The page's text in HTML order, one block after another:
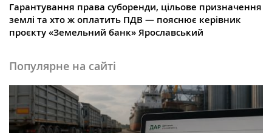
Гарантування права суборенди, цільове призначення
землі та хто ж оплатить ПДВ — пояснює керівник
проєкту «Земельний банк» Ярославський
Популярне на сайті